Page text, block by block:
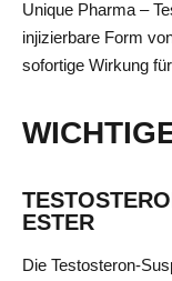
Unique Pharma –
injizierbare Form
sofortige Wirkung
ESTER
Die Testosteron-